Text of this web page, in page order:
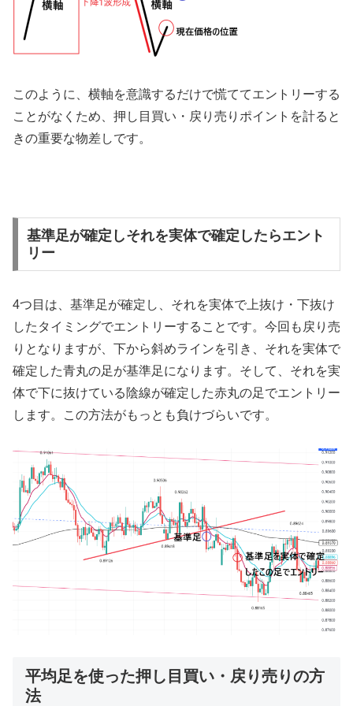
このように、横軸を意識するだけで慌ててエントリーする
ことがなくため、押し目買い・戻り売りポイントを計ると
きの重要な物差しです。
基準足が確定しそれを実体で確定したらエント
リー
4つ目は、基準足が確定し、それを実体で上抜け・下抜け
したタイミングでエントリーすることです。今回も戻り売
りとなりますが、下から斜めラインを引き、それを実体で
確定した青丸の足が基準足になります。そして、それを実
体で下に抜けている陰線が確定した赤丸の足でエントリー
します。この方法がもっとも負けづらいです。
平均足を使った押し目買い・戻り売りの方
法